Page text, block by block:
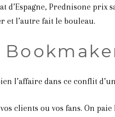
Prednisone prix
et l’autre fait le bouleau.
l’affaire dans ce conflit
clients ou vos fans. On